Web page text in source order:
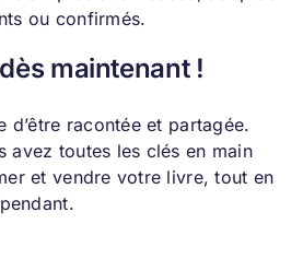
ou confirmés.
maintenant !
d’être racontée et partagée.
avez toutes les clés en main
et vendre votre livre, tout en